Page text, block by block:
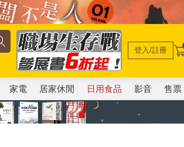
登入/註冊
家電 居家休閒 日用食品 影音 售票